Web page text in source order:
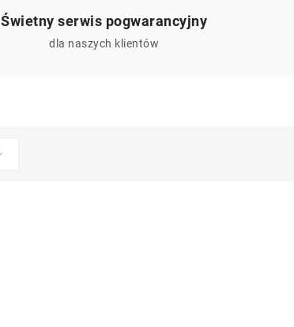
Świetny serwis pogwarancyjny
dla naszych klientów